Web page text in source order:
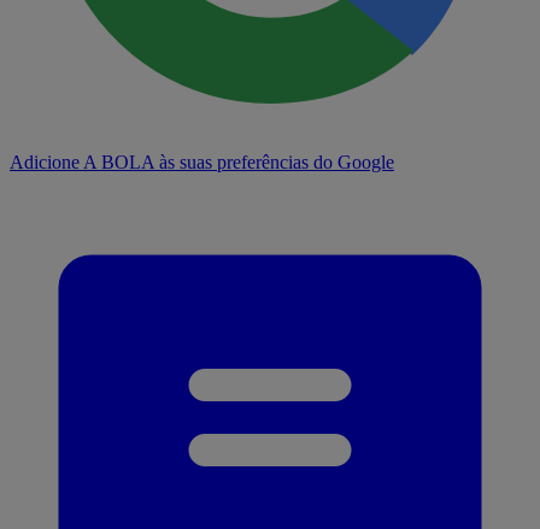
Adicione A BOLA às suas preferências do Google